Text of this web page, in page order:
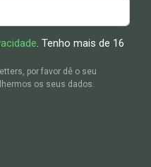
. Tenho mais de 16
por favor dê o seu
os seus dados.